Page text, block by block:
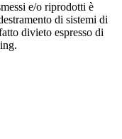
e/o riprodotti è
di sistemi di
divieto espresso di